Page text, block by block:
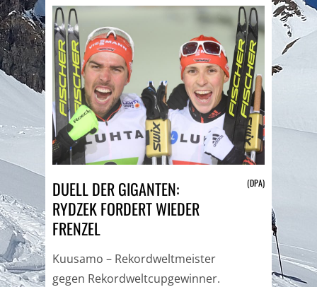
DUELL DER GIGANTEN:
RYDZEK FORDERT WIEDER
FRENZEL
(DPA)
Kuusamo – Rekordweltmeister
gegen Rekordweltcupgewinner.